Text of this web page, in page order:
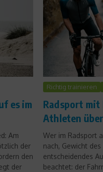
es im
Am
der
den
der
Richtig trainieren
Radsport
Athleten
Wer im Radsport
nach, Gewicht
entscheidendes
beachtet: der